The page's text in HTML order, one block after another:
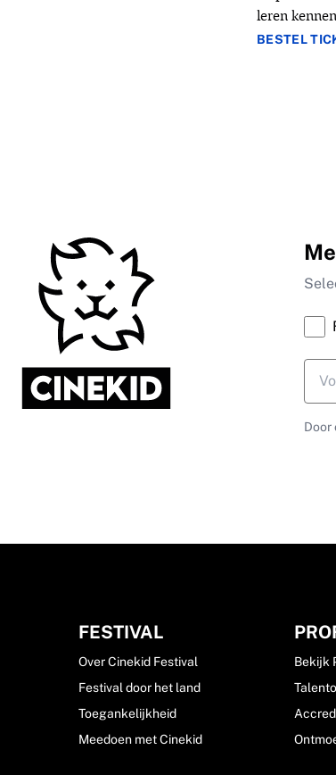
leren
BESTEL
Door
FESTIVAL
Over Cinekid Festival
Festival door het land
Toegankelijkheid
Meedoen met Cinekid
Bekijk